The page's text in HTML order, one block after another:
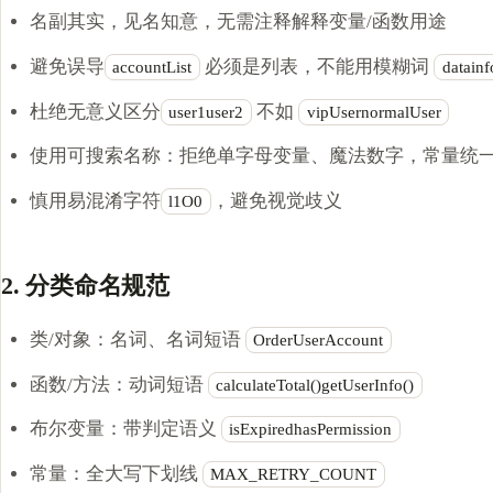
名副其实，见名知意，无需注释解释变量/函数用途
避免误导 accountList 必须是列表，不能用模糊词
杜绝无意义区分 user1user2 不如 vipUsernormalUser
使用可搜索名称：拒绝单字母变量、魔法数字，常量统
慎用易混淆字符 l1O0 ，避免视觉歧义
2. 分类命名规范
类/对象：名词、名词短语 OrderUserAccount
函数/方法：动词短语 calculateTotal()getUserInfo()
布尔变量：带判定语义 isExpiredhasPermission
常量：全大写下划线 MAX_RETRY_COUNT